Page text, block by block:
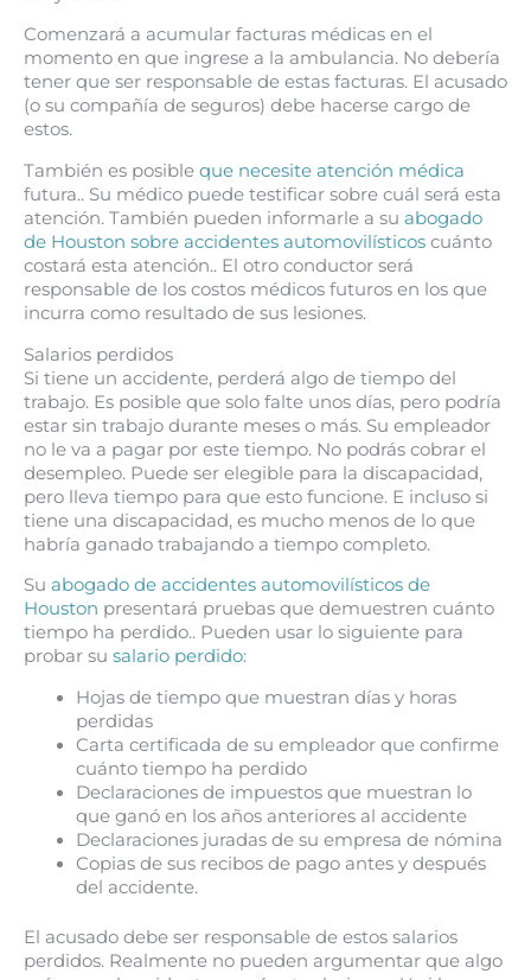
Comenzará a acumular facturas médicas en el
momento en que ingrese a la ambulancia. No debería
tener que ser responsable de estas facturas. El acusado
(o su compañía de seguros) debe hacerse cargo de
estos.
También es posible que necesite atención médica
futura.. Su médico puede testificar sobre cuál será esta
atención. También pueden informarle a su abogado
de Houston sobre accidentes automovilísticos cuánto
costará esta atención.. El otro conductor será
responsable de los costos médicos futuros en los que
incurra como resultado de sus lesiones.
Salarios perdidos
Si tiene un accidente, perderá algo de tiempo del
trabajo. Es posible que solo falte unos días, pero podría
estar sin trabajo durante meses o más. Su empleador
no le va a pagar por este tiempo. No podrás cobrar el
desempleo. Puede ser elegible para la discapacidad,
pero lleva tiempo para que esto funcione. E incluso si
tiene una discapacidad, es mucho menos de lo que
habría ganado trabajando a tiempo completo.
Su abogado de accidentes automovilísticos de
Houston presentará pruebas que demuestren cuánto
tiempo ha perdido.. Pueden usar lo siguiente para
probar su salario perdido:
Hojas de tiempo que muestran días y horas
perdidas
Carta certificada de su empleador que confirme
cuánto tiempo ha perdido
Declaraciones de impuestos que muestran lo
que ganó en los años anteriores al accidente
Declaraciones juradas de su empresa de nómina
Copias de sus recibos de pago antes y después
del accidente.
El acusado debe ser responsable de estos salarios
perdidos. Realmente no pueden argumentar que algo